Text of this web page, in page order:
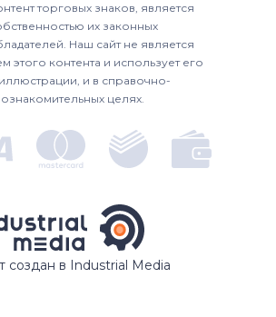
торговых знаков, является
их законных
Наш сайт не является
этого контента и использует его
и в справочно-
ознакомительных целях.
создан в Industrial Media